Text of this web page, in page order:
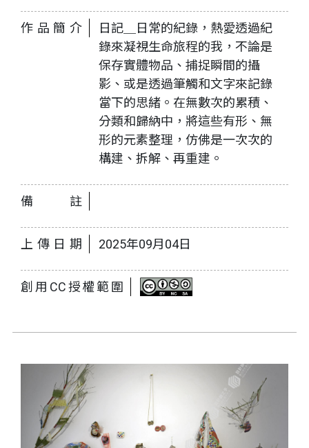
作品簡介
日記＿日常的紀錄，熱愛透過紀
錄來凝視生命旅程的我，不論是
保存實體物品、捕捉瞬間的攝
影、或是透過筆觸和文字來記錄
當下的思緒。在無數次的累積、
分類和歸納中，將這些有形、無
形的元素整理，仿佛是一次次的
構建、拆解、再重建。
備註
上傳日期 2025年09月04日
創用CC授權範圍